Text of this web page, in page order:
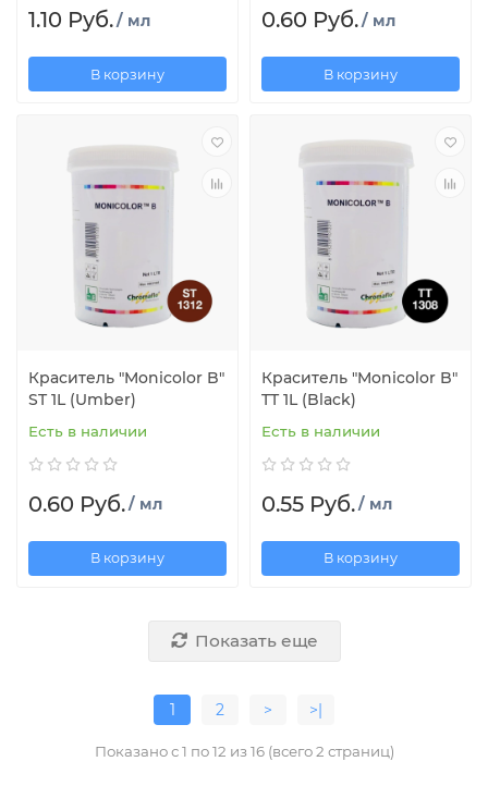
1.10 Руб./ мл
В корзину
0.60 Руб./ мл
В корзину
Краситель "Monicolor B"
ST 1L (Umber)
Есть в наличии
0.60 Руб./ мл
В корзину
Краситель "Monicolor B"
TT 1L (Black)
Есть в наличии
0.55 Руб./ мл
В корзину
Показать еще
1 2 > >|
Показано с 1 по 12 из 16 (всего 2 страниц)